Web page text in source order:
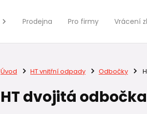
Prodejna Pro firmy Vrácení
Úvod HT vnitřní odpady Odbočky
HT dvojitá